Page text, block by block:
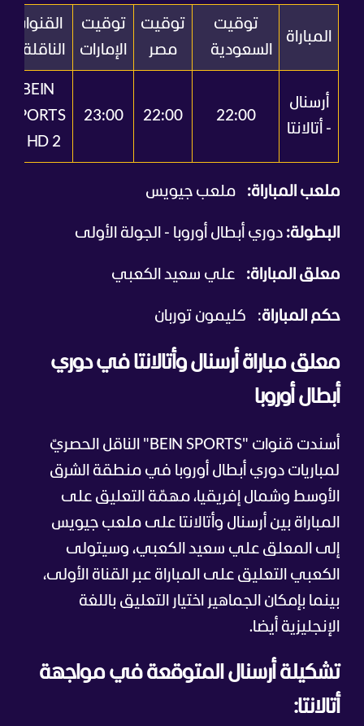
المباراة
توقيت
السعودية
توقيت
مصر
توقيت
الإمارات
القنوات
الناقلة
أرسنال
- أتالانتا
22:00
22:00
23:00
BEIN
SPORTS
HD 2
ملعب المباراة: ملعب جيويس
البطولة: دوري أبطال أوروبا - الجولة الأولى
معلق المباراة: علي سعيد الكعبي
حكم المباراة: كليمون توربان
معلق مباراة أرسنال وأتالانتا في دوري
أبطال أوروبا
أسندت قنوات "BEIN SPORTS" الناقل الحصريّ
لمباريات دوري أبطال أوروبا في منطقة الشرق
الأوسط وشمال إفريقيا، مهمّة التعليق على
المباراة بين أرسنال وأتالانتا على ملعب جيويس
إلى المعلق علي سعيد الكعبي، وسيتولى
الكعبي التعليق على المباراة عبر القناة الأولى،
بينما بإمكان الجماهير اختيار التعليق باللغة
الإنجليزية أيضا.
تشكيلة أرسنال المتوقعة في مواجهة
أتالانتا: